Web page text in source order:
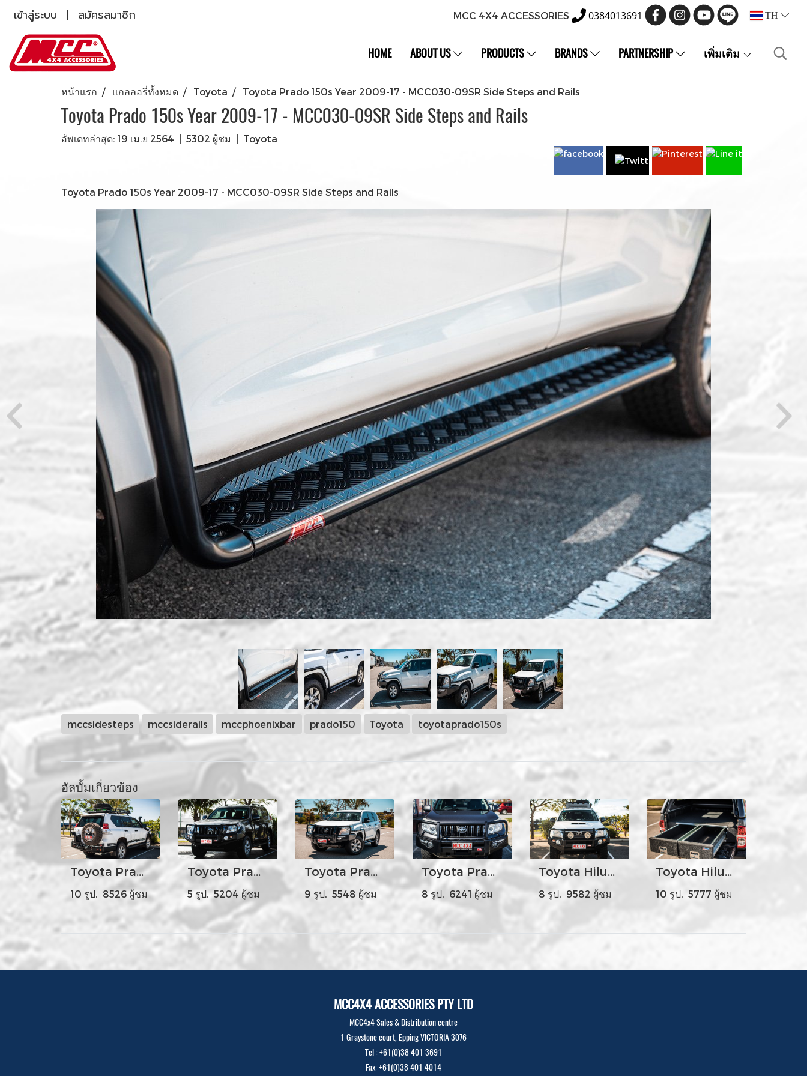
เข้าสู่ระบบ สมัครสมาชิก MCC 4X4 ACCESSORIES 0384013691 TH
HOME ABOUT US PRODUCTS BRANDS PARTNERSHIP เพิ่มเติม
หน้าแรก แกลลอรี่ทั้งหมด Toyota Toyota Prado 150s Year 2009-17 - MCC030-09SR Side Steps and Rails
Toyota Prado 150s Year 2009-17 - MCC030-09SR Side Steps and Rails
อัพเดทล่าสุด: 19 เม.ย 2564 5302 ผู้ชม Toyota
Toyota Prado 150s Year 2009-17 - MCC030-09SR Side Steps and Rails
mccsidesteps mccsiderails mccphoenixbar prado150 Toyota toyotaprado150s
อัลบั้มเกี่ยวข้อง
Toyota Prado 150s Year 2009-17 - MCC022-02PK2 Rear Carrier Bar with Single Wheel-Single Jerry Can Holder
10 รูป, 8526 ผู้ชม
Toyota Prado 150s Year 2009-17 - MCC707-02 Falcon Bar A-Frame
5 รูป, 5204 ผู้ชม
Toyota Prado 150s Year 2009-17 - MCC808-02 Phoenix Bar Base Model
9 รูป, 5548 ผู้ชม
Toyota Prado 150s Year2009 -17 - MCC808-02 Phoenix Bar Base Model
8 รูป, 6241 ผู้ชม
Toyota Hilux Year 2012-15
8 รูป, 9582 ผู้ชม
Toyota Hilux Year 2005-15 - MCC044-01 Draw System
10 รูป, 5777 ผู้ชม
MCC4X4 ACCESSORIES PTY LTD
MCC4x4 Sales & Distribution centre
1 Graystone court, Epping VICTORIA 3076
Tel : +61(0)38 401 3691
Fax: +61(0)38 401 4014